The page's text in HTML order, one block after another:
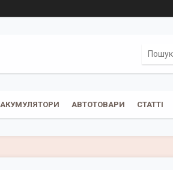
АКУМУЛЯТОРИ АВТОТОВАРИ СТАТТІ